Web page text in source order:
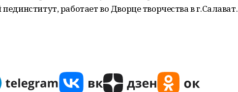
работает во Дворце творчества в г.Салават.